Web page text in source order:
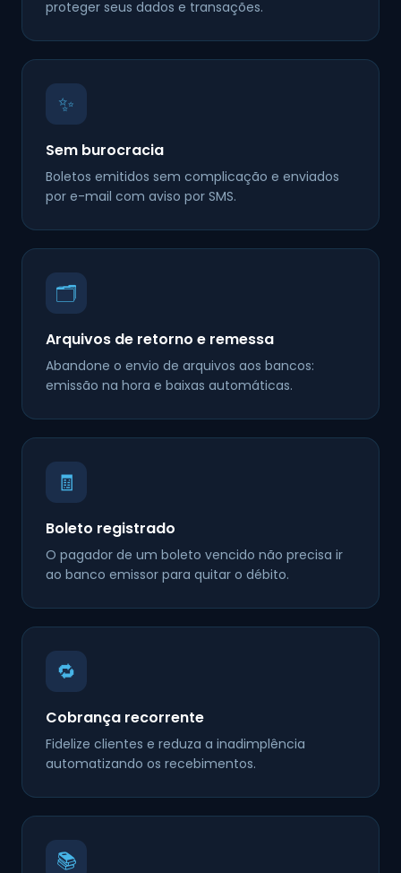
proteger seus dados e transações.
✨
Sem burocracia
Boletos emitidos sem complicação e enviados
por e-mail com aviso por SMS.
🗂️
Arquivos de retorno e remessa
Abandone o envio de arquivos aos bancos:
emissão na hora e baixas automáticas.
🧾
Boleto registrado
O pagador de um boleto vencido não precisa ir
ao banco emissor para quitar o débito.
🔁
Cobrança recorrente
Fidelize clientes e reduza a inadimplência
automatizando os recebimentos.
📚